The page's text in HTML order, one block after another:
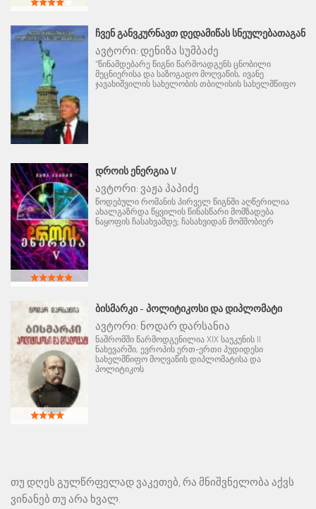
ᲩᲕᲔᲜ ᲒᲐᲜᲕᲙᲣᲠᲜᲐᲕᲗ ᲓᲔᲓᲐᲛᲘᲬᲐᲡ ᲡᲜᲔᲣᲚᲔᲑᲐᲗᲐᲒᲐᲜ
ავტორი: დენიზა სუმბაძე
"წინამდებარე წიგნი წარმოადგენს ცნობილი
მეცნიერისა და საზოგადო მოღვაწის, ივანე
ჯავახიშვილის სახელობის თბილისის სახელმწიფო
ᲓᲠᲝᲘᲡ ᲔᲜᲔᲠᲒᲘᲐ V
ავტორი: ვაჟა პაპიძე
წოდებული რომანის პირველ წიგნში აღწერილია
ახალგაზრდა წყვილის წინასწარი მომზადება
ნაყოფის ჩასახვამდე; ჩასახვიდან მომშობიერ
ᲑᲘᲡᲛᲐᲠᲙᲘ - ᲞᲝᲚᲘᲢᲘᲙᲝᲡᲘ ᲓᲐ ᲓᲘᲞᲚᲝᲛᲐᲢᲘ
ავტორი: ნოდარ დარსანია
ნაშრომში წარმოდგენილია XIX საუკუნის II
ნახევარში, ევროპის ერთ-ერთი პუდიდესი
სახელმწიფო მოღვაწის დიპლომატისა და
პოლიტიკოს
თუ დღეს გულწრფელად ვაკეთებ, რა მნიშვნელობა აქვს
ვინანებ თუ არა ხვალ.